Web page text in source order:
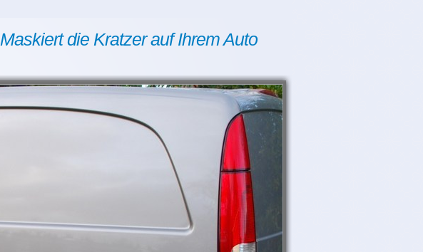
Maskiert die Kratzer auf Ihrem Auto